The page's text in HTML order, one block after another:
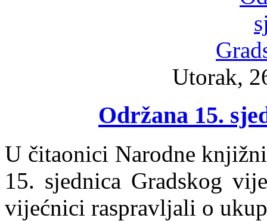
Utorak,
Održana 15.
U čitaonici Narodne
15. sjednica Gradskog
vijećnici raspravljali o